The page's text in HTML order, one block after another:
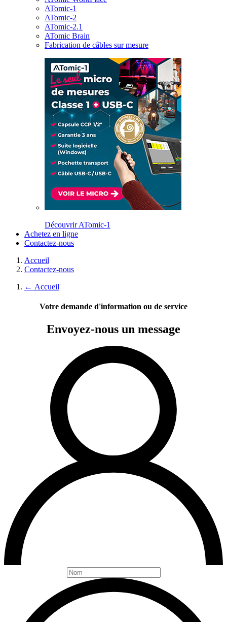
ATomic-1
ATomic-2
ATomic-2.1
ATomic Brain
Fabrication de câbles sur mesure
Découvrir ATomic-1
Achetez en ligne
Contactez-nous
Accueil
Contactez-nous
← Accueil
Votre demande d'information ou de service
Envoyez-nous un message